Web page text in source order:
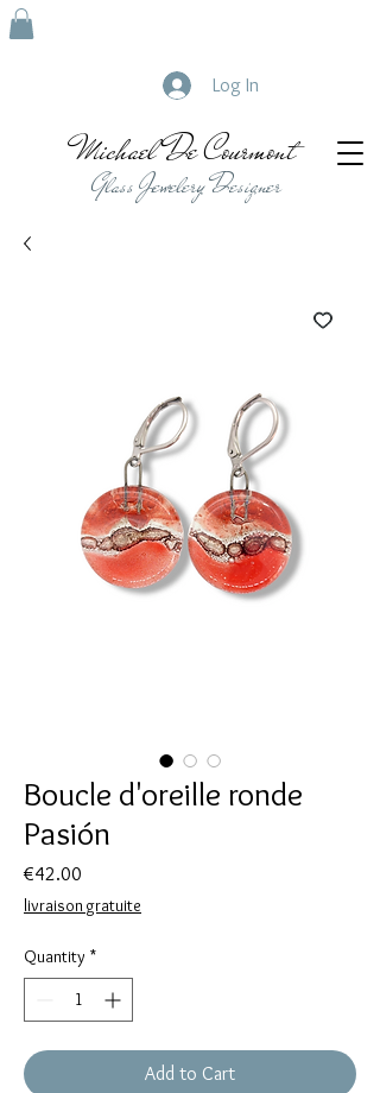
Michael De Courmont
Glass Jewelery Designer
Log In
Boucle d'oreille ronde
Pasión
€42.00
livraison gratuite
Quantity *
Add to Cart